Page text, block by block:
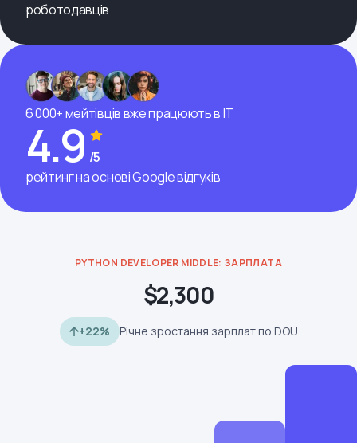
роботодавців
6 000+ мейтівців вже працюють в ІТ
4.9 /5
рейтинг на основі Google відгуків
PYTHON DEVELOPER MIDDLE: ЗАРПЛАТА
$2,300
+22% Річне зростання зарплат по DOU